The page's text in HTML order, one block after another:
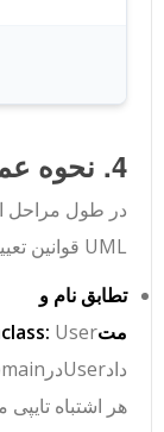
4. نحوه عملکرد مکانیزم‌ها در عمل
در طول مراحل
UML قوانین تعیین‌کننده را اعمال کرد:
تطابق نام و
متaclass:User
دادUserدر
هر اشتباه تایپی